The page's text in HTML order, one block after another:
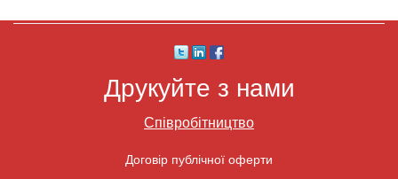
Друкуйте з нами
Співробітництво
Договір публічної оферти